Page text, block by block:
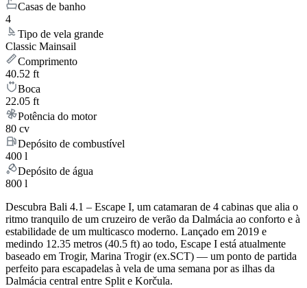
Casas de banho
4
Tipo de vela grande
Classic Mainsail
Comprimento
40.52 ft
Boca
22.05 ft
Potência do motor
80 cv
Depósito de combustível
400 l
Depósito de água
800 l
Descubra Bali 4.1 – Escape I, um catamaran de 4 cabinas que alia o
ritmo tranquilo de um cruzeiro de verão da Dalmácia ao conforto e à
estabilidade de um multicasco moderno. Lançado em 2019 e
medindo 12.35 metros (40.5 ft) ao todo, Escape I está atualmente
baseado em Trogir, Marina Trogir (ex.SCT) — um ponto de partida
perfeito para escapadelas à vela de uma semana por as ilhas da
Dalmácia central entre Split e Korčula.